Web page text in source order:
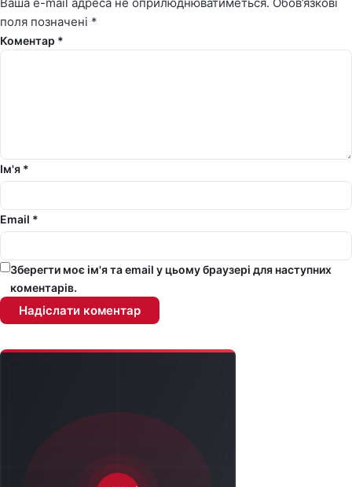
поля позначені *
Коментар *
Ім'я *
Email *
Зберегти моє ім'я та email у цьому браузері для наступних
коментарів.